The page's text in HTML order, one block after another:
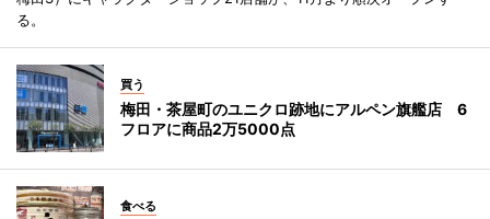
る。
買う
梅田・茶屋町のユニクロ跡地にアルペン旗艦店 6
フロアに商品2万5000点
食べる